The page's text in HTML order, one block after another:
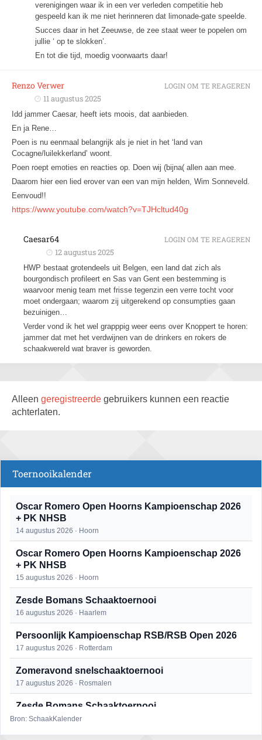
verenigingen waar ik in een ver verleden competitie heb
gespeeld kan ik me niet herinneren dat limonade-gate speelde.
Succes daar in het Zeeuwse, de zee staat weer te popelen om
jullie ‘ op te slokken’.
En tot die tijd, moedig voorwaarts daar!
Renzo Verwer
11 augustus 2025
Idd jammer Caesar, heeft iets moois, dat aanbieden.
En ja Rene…
Poen is nu eenmaal belangrijk als je niet in het ‘land van
Cocagne/luilekkerland’ woont.
Poen roept emoties en reacties op. Doen wij (bijna( allen aan mee.
Daarom hier een lied erover van een van mijn helden, Wim Sonneveld.
Eenvoud!!
https://www.youtube.com/watch?v=TJHcltud40g
LOGIN OM TE REAGEREN
Caesar64
12 augustus 2025
HWP bestaat grotendeels uit Belgen, een land dat zich als
bourgondisch profileert en Sas van Gent een bestemming is
waarvoor menig team met frisse tegenzin een verre tocht voor
moet ondergaan; waarom zij uitgerekend op consumpties gaan
bezuinigen…
Verder vond ik het wel grapppig weer eens over Knoppert te horen:
jammer dat met het verdwijnen van de drinkers en rokers de
schaakwereld wat braver is geworden.
LOGIN OM TE REAGEREN
Alleen geregistreerde gebruikers kunnen een reactie
achterlaten.
Toernooikalender
Oscar Romero Open Hoorns Kampioenschap 2026
+ PK NHSB
14 augustus 2026 · Hoorn
Oscar Romero Open Hoorns Kampioenschap 2026
+ PK NHSB
15 augustus 2026 · Hoorn
Zesde Bomans Schaaktoernooi
16 augustus 2026 · Haarlem
Persoonlijk Kampioenschap RSB/RSB Open 2026
17 augustus 2026 · Rotterdam
Zomeravond snelschaaktoernooi
17 augustus 2026 · Rosmalen
Zesde Bomans Schaaktoernooi
17 augustus 2026 · Haarlem
Bron: SchaakKalender